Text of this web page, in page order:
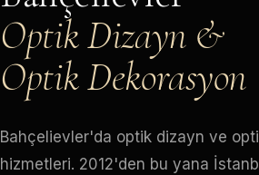
Optik Dizayn &
Optik Dekorasyon
Bahçelievler'da optik dizayn ve
hizmetleri. 2012'den bu yana